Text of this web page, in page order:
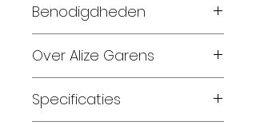
Haaknaalden: 2.5 – 3.5
Looplengte: 350 meter
Wassen: 30 Graden
Benodigdheden
Maat 68-74: 2 bollen
Maat 92-98: 3 bollen
Over Alize Garens
biedt sinds 1984 een grote
Specificaties